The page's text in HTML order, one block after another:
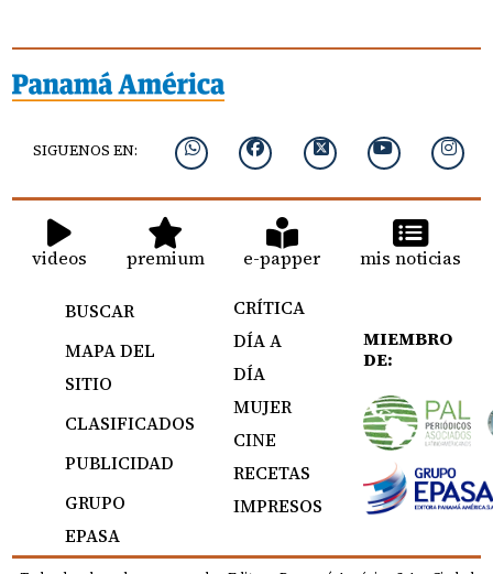
SIGUENOS EN:
videos premium e-papper mis noticias
BUSCAR
MAPA DEL
SITIO
CLASIFICADOS
PUBLICIDAD
GRUPO
EPASA
CRÍTICA
DÍA A
DÍA
MUJER
CINE
RECETAS
IMPRESOS
MIEMBRO
DE: